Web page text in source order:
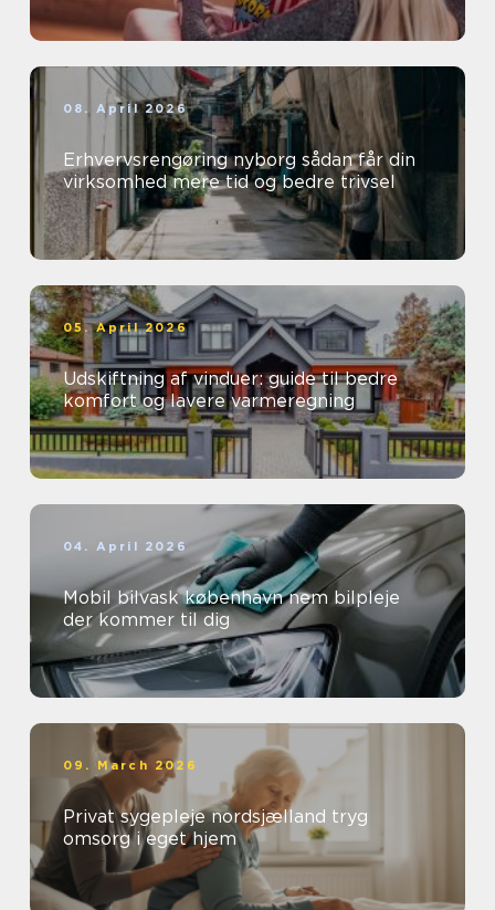
08. April 2026
Erhvervsrengøring nyborg sådan får din
virksomhed mere tid og bedre trivsel
05. April 2026
Udskiftning af vinduer: guide til bedre
komfort og lavere varmeregning
04. April 2026
Mobil bilvask københavn nem bilpleje
der kommer til dig
09. March 2026
Privat sygepleje nordsjælland tryg
omsorg i eget hjem